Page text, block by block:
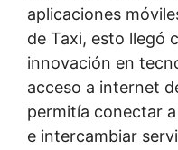
aplicaciones
de Taxi, esto llegó
innovación en
acceso a internet
permitía conectar
e intercambiar